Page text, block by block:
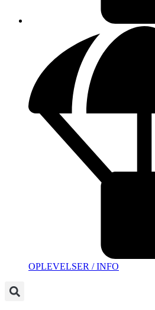
OPLEVELSER / INFO